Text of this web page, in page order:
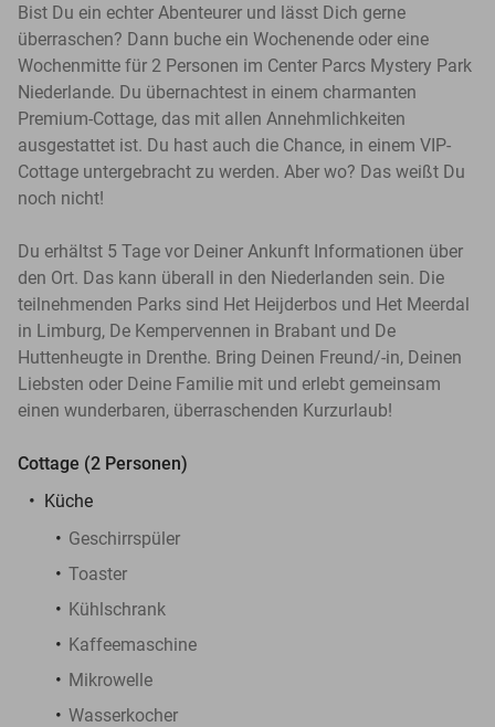
Bist Du ein echter Abenteurer und lässt Dich gerne
überraschen? Dann buche ein Wochenende oder eine
Wochenmitte für 2 Personen im Center Parcs Mystery Park
Niederlande. Du übernachtest in einem charmanten
Premium-Cottage, das mit allen Annehmlichkeiten
ausgestattet ist. Du hast auch die Chance, in einem VIP-
Cottage untergebracht zu werden. Aber wo? Das weißt Du
noch nicht!
Du erhältst 5 Tage vor Deiner Ankunft Informationen über
den Ort. Das kann überall in den Niederlanden sein. Die
teilnehmenden Parks sind Het Heijderbos und Het Meerdal
in Limburg, De Kempervennen in Brabant und De
Huttenheugte in Drenthe. Bring Deinen Freund/-in, Deinen
Liebsten oder Deine Familie mit und erlebt gemeinsam
einen wunderbaren, überraschenden Kurzurlaub!
Cottage (2 Personen)
Küche
Geschirrspüler
Toaster
Kühlschrank
Kaffeemaschine
Mikrowelle
Wasserkocher